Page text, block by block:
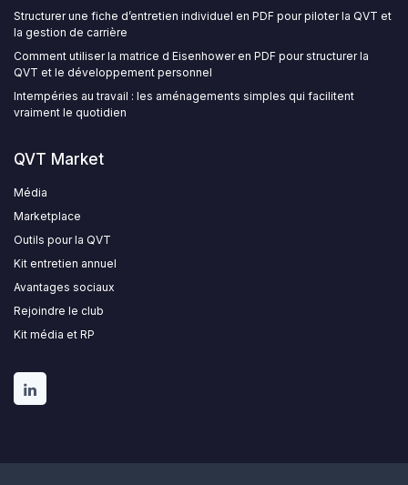
Structurer une fiche d’entretien individuel en PDF pour piloter la QVT et
la gestion de carrière
Comment utiliser la matrice d Eisenhower en PDF pour structurer la
QVT et le développement personnel
Intempéries au travail : les aménagements simples qui facilitent
vraiment le quotidien
QVT Market
Média
Marketplace
Outils pour la QVT
Kit entretien annuel
Avantages sociaux
Rejoindre le club
Kit média et RP